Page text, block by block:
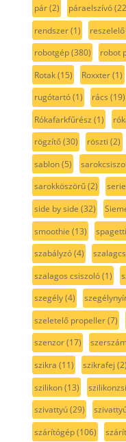
pár(2) páraelszívó
rendszer(1) reszelelő
robotgép(380) robot
Rotak(15) Roxxter(1)
rugótartó(1) rács (19)
Rókafarkfűrész (1)
rögzítő(30) röszti (2)
sablon(5)
sarokköszörű(2)
side by side (32)
smoothie (13) spagetti
szabályzó(4)
szalagos csiszoló(1)
szegély(4)
szeletelő propeller(7)
szenzor(17)
szikra (11) szikrafej (2)
szilikon(13)
szivattyú(29)
szárítógép(106)